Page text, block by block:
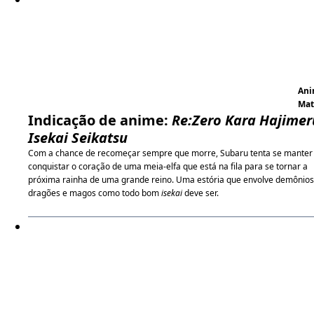
Indicação de anime: Re:Zero Kara
Isekai Seikatsu
Com a chance de recomeçar sempre que morre, Subaru tenta se
conquistar o coração de uma meia-elfa que está na fila para se tornar a
próxima rainha de uma grande reino. Uma estória que envolve
dragões e magos como todo bomisekaideve ser.